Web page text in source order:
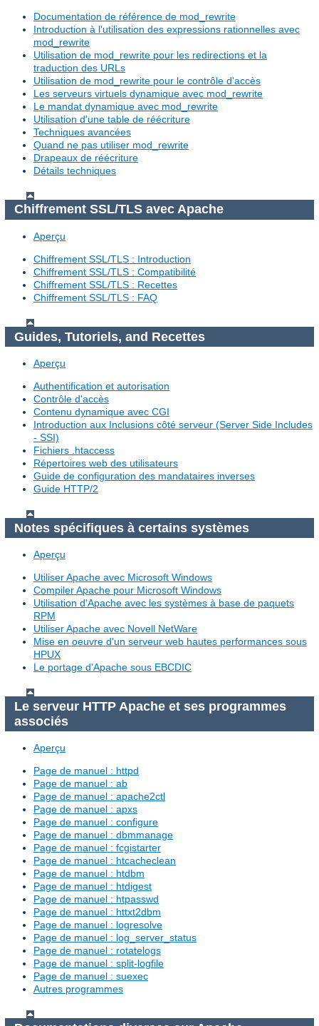
Documentation de référence de mod_rewrite
Introduction à l'utilisation des expressions rationnelles avec
mod_rewrite
Utilisation de mod_rewrite pour les redirections et la
traduction des URLs
Utilisation de mod_rewrite pour le contrôle d'accès
Les serveurs virtuels dynamique avec mod_rewrite
Le mandat dynamique avec mod_rewrite
Utilisation d'une table de réécriture
Techniques avancées
Quand ne pas utiliser mod_rewrite
Drapeaux de réécriture
Détails techniques
Chiffrement SSL/TLS avec Apache
Aperçu
Chiffrement SSL/TLS : Introduction
Chiffrement SSL/TLS : Compatibilité
Chiffrement SSL/TLS : Recettes
Chiffrement SSL/TLS : FAQ
Guides, Tutoriels, and Recettes
Aperçu
Authentification et autorisation
Contrôle d'accès
Contenu dynamique avec CGI
Introduction aux Inclusions côté serveur (Server Side Includes
- SSI)
Fichiers .htaccess
Répertoires web des utilisateurs
Guide de configuration des mandataires inverses
Guide HTTP/2
Notes spécifiques à certains systèmes
Aperçu
Utiliser Apache avec Microsoft Windows
Compiler Apache pour Microsoft Windows
Utilisation d'Apache avec les systèmes à base de paquets
RPM
Utiliser Apache avec Novell NetWare
Mise en oeuvre d'un serveur web hautes performances sous
HPUX
Le portage d'Apache sous EBCDIC
Le serveur HTTP Apache et ses programmes
associés
Aperçu
Page de manuel : httpd
Page de manuel : ab
Page de manuel : apache2ctl
Page de manuel : apxs
Page de manuel : configure
Page de manuel : dbmmanage
Page de manuel : fcgistarter
Page de manuel : htcacheclean
Page de manuel : htdbm
Page de manuel : htdigest
Page de manuel : htpasswd
Page de manuel : httxt2dbm
Page de manuel : logresolve
Page de manuel : log_server_status
Page de manuel : rotatelogs
Page de manuel : split-logfile
Page de manuel : suexec
Autres programmes